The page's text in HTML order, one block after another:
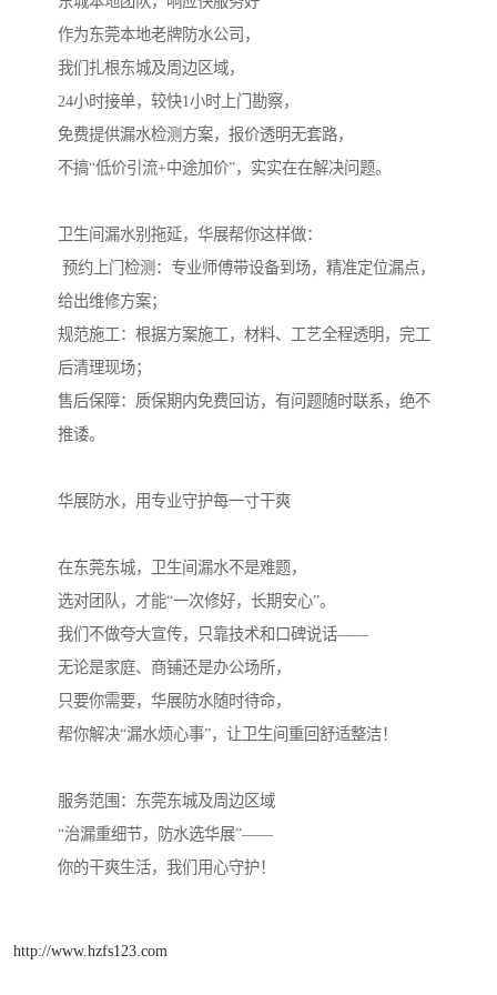
作为东莞本地老牌防水公司，
我们扎根东城及周边区域，
24小时接单，较快1小时上门勘察，
免费提供漏水检测方案，报价透明无套路，
不搞“低价引流+中途加价”，实实在在解决问题。
卫生间漏水别拖延，华展帮你这样做：
预约上门检测：专业师傅带设备到场，精准定位漏点，
给出维修方案；
规范施工：根据方案施工，材料、工艺全程透明，完工
后清理现场；
售后保障：质保期内免费回访，有问题随时联系，绝不
推诿。
华展防水，用专业守护每一寸干爽
在东莞东城，卫生间漏水不是难题，
选对团队，才能“一次修好，长期安心”。
我们不做夸大宣传，只靠技术和口碑说话——
无论是家庭、商铺还是办公场所，
只要你需要，华展防水随时待命，
帮你解决“漏水烦心事”，让卫生间重回舒适整洁！
服务范围：东莞东城及周边区域
“治漏重细节，防水选华展”——
你的干爽生活，我们用心守护！
http://www.hzfs123.com